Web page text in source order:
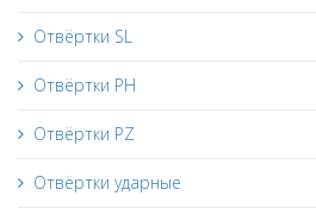
Отвёртки SL
Отвёртки PH
Отвёртки PZ
Отвёртки ударные